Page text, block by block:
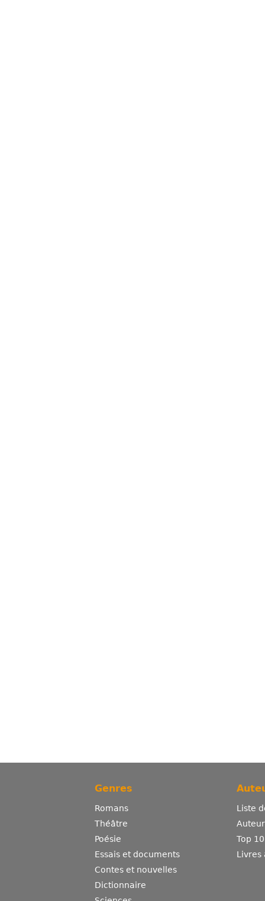
Genres
Romans
Théâtre
Poésie
Essais et documents
Contes et nouvelles
Dictionnaire
Liste
Top
Livres